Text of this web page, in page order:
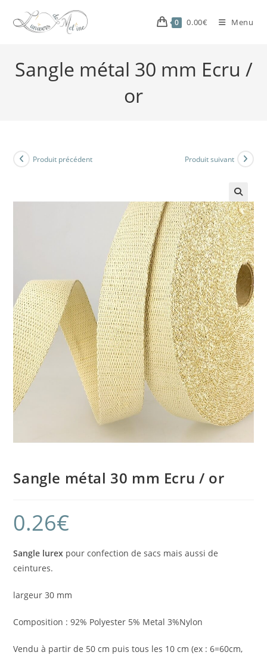
0 0.00€ Menu
Sangle métal 30 mm Ecru /
or
Produit précédent Produit suivant
Sangle métal 30 mm Ecru / or
0.26€
Sangle lurex pour confection de sacs mais aussi de
ceintures.
largeur 30 mm
Composition : 92% Polyester 5% Metal 3%Nylon
Vendu à partir de 50 cm puis tous les 10 cm (ex : 6=60cm,